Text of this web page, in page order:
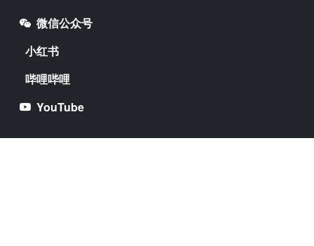
微信公众号
小红书
哔哩哔哩
YouTube